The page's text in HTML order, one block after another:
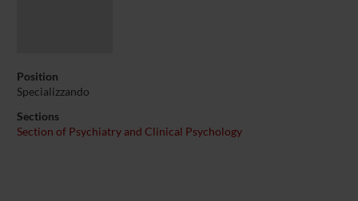
Position
Specializzando
Sections
Section of Psychiatry and Clinical Psychology